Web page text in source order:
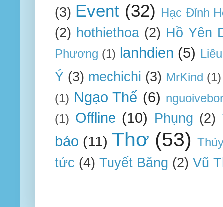
(3) Event (32) Hạc Đỉnh
(2) hothiethoa (2) Hồ Yên
Phương (1) lanhdien (5)
Ý (3) mechichi (3) MrKind (1)
(1) Ngạo Thế (6)
(1) Offline (10) Phụng (2)
báo (11) Thơ (53)
tức (4) Tuyết Băng (2) Vũ